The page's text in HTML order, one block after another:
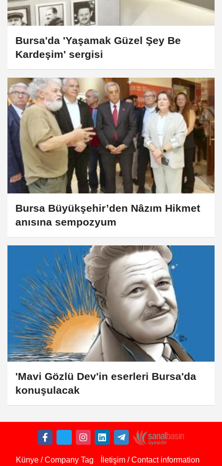
Bursa'da 'Yaşamak Güzel Şey Be
Kardeşim' sergisi
Bursa Büyükşehir’den Nâzım Hikmet
anısına sempozyum
'Mavi Gözlü Dev'in eserleri Bursa'da
konuşulacak
Künye / Company Tag İletişim / Contact information